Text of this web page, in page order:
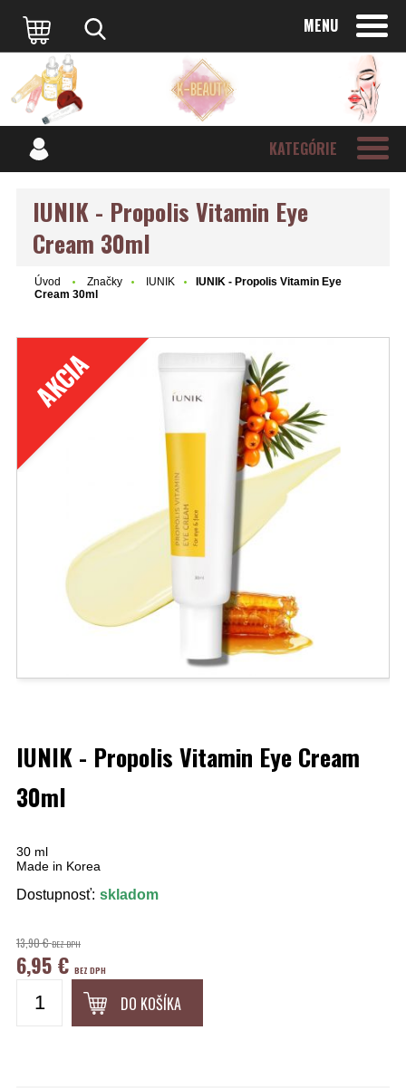
MENU
KATEGÓRIE
IUNIK - Propolis Vitamin Eye
Cream 30ml
Úvod Značky IUNIK
IUNIK - Propolis Vitamin Eye
Cream 30ml
AKCIA
IUNIK - Propolis Vitamin Eye Cream
30ml
30 ml
Made in Korea
Dostupnosť: skladom
13,90 €BEZ DPH
6,95 € BEZ DPH
DO KOŠÍKA